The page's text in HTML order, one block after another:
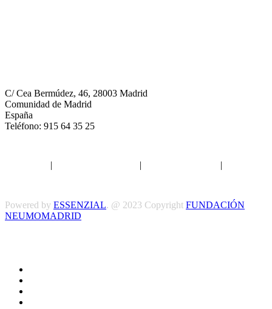
C/ Cea Bermúdez, 46, 28003 Madrid
Comunidad de Madrid
España
Teléfono: 915 64 35 25
| | |
Powered by ESSENZIAL. @ 2023 Copyright FUNDACIÓN
NEUMOMADRID